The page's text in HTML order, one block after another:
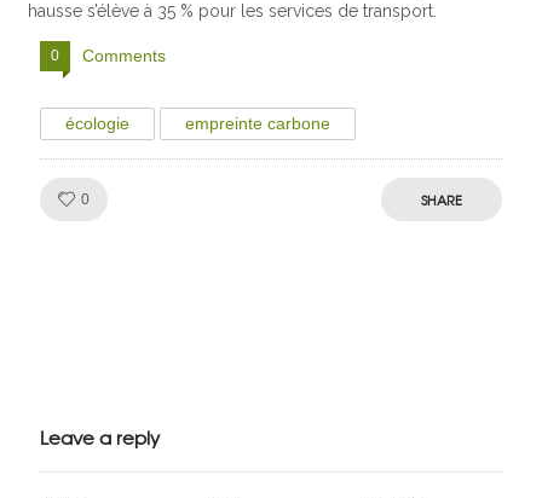
hausse s’élève à 35 % pour les services de transport.
0 Comments
écologie empreinte carbone
0 SHARE
Leave a reply